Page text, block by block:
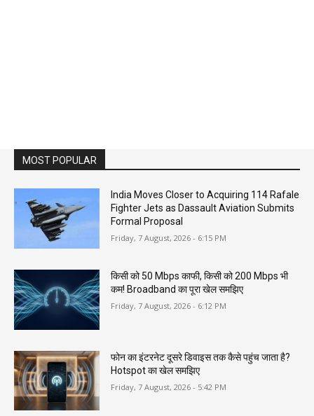
MOST POPULAR
India Moves Closer to Acquiring 114 Rafale
Fighter Jets as Dassault Aviation Submits
Formal Proposal
Friday, 7 August, 2026 - 6:15 PM
किसी को 50 Mbps काफी, किसी को 200 Mbps भी
कम! Broadband का पूरा खेल समझिए
Friday, 7 August, 2026 - 6:12 PM
फोन का इंटरनेट दूसरे डिवाइस तक कैसे पहुंच जाता है?
Hotspot का खेल समझिए
Friday, 7 August, 2026 - 5:42 PM